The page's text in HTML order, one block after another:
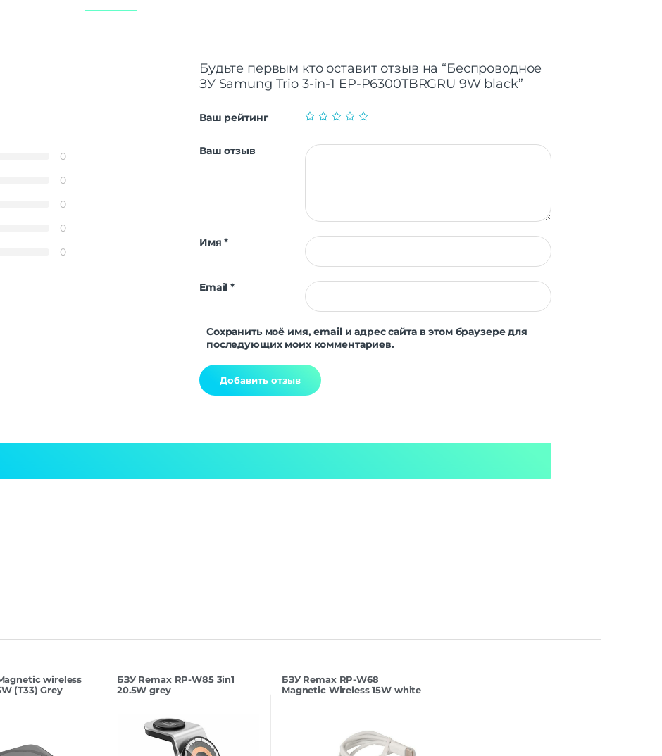
0
0
0
0
0
Будьте первым кто оставит отзыв на “Беспроводное
ЗУ Samung Trio 3-in-1 EP-P6300TBRGRU 9W black”
Ваш рейтинг
Ваш отзыв
Имя*
Email*
Сохранить моё имя, email и адрес сайта в этом браузере для
последующих моих комментариев.
wireless
(T33) Grey
БЗУ Remax RP-W85 3in1
20.5W grey
БЗУ Remax RP-W68
Magnetic Wireless 15W white